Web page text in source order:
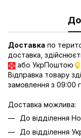
Доставка по
доставка,
або УкрПоштою
Відправка товару
замовлення з 09:00
Доставка можлива:
До відділення
До відділення